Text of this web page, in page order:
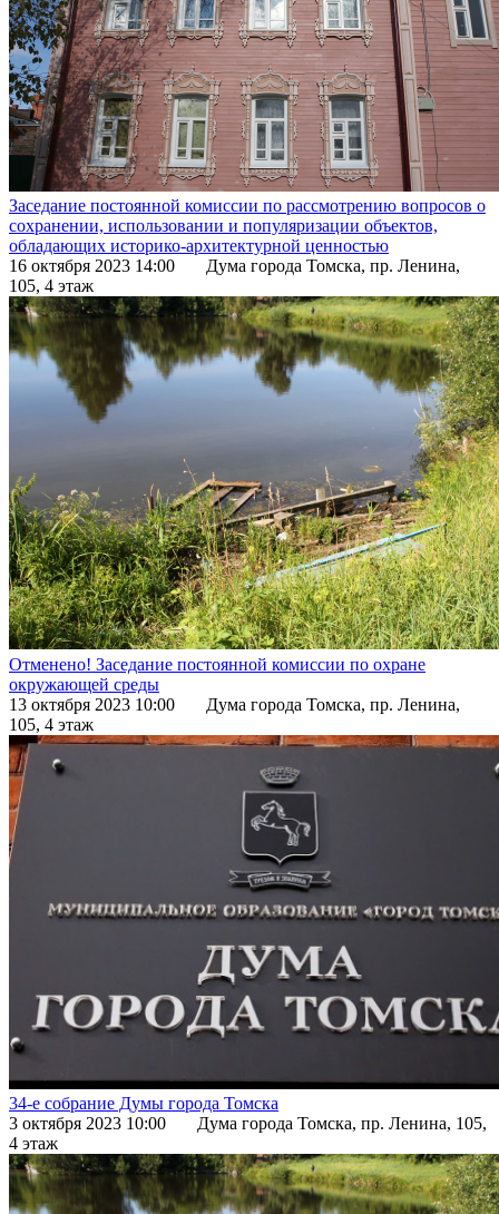
Заседание постоянной комиссии по рассмотрению вопросов о
сохранении, использовании и популяризации объектов,
обладающих историко-архитектурной ценностью
16 октября 2023 14:00 Дума города Томска, пр. Ленина,
105, 4 этаж
Отменено! Заседание постоянной комиссии по охране
окружающей среды
13 октября 2023 10:00 Дума города Томска, пр. Ленина,
105, 4 этаж
34-е собрание Думы города Томска
3 октября 2023 10:00 Дума города Томска, пр. Ленина, 105,
4 этаж